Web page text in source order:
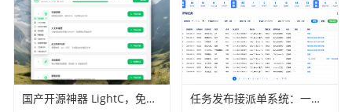
国产开源神器 LightC，免费、开源、干净且强大的C盘清理工具 任务发布接派单系统：一站式任务发布、接单、派单、交付、结算平台